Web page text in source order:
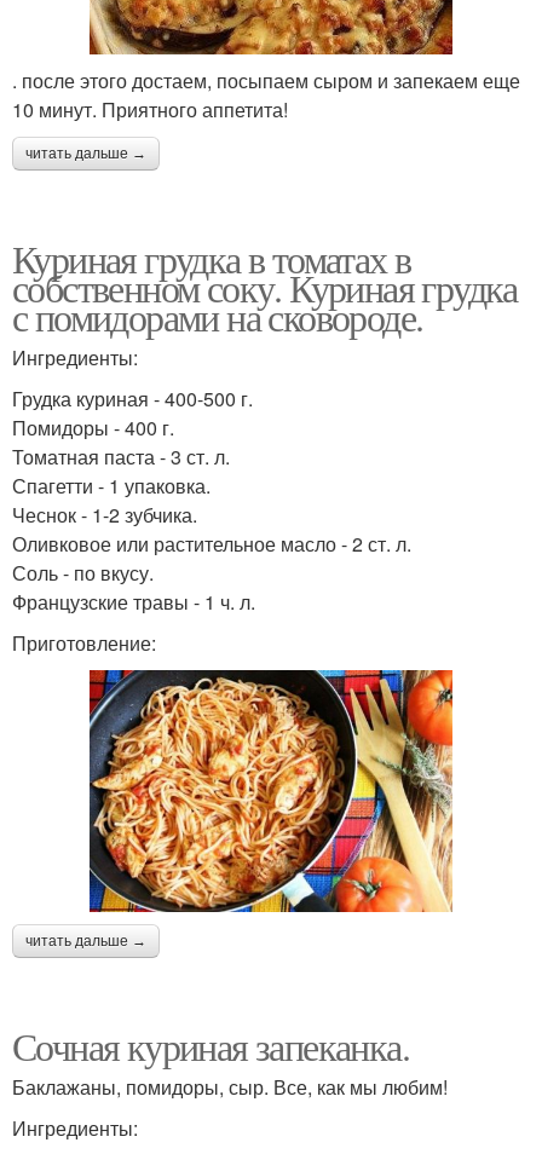
. после этого достаем, посыпаем сыром и запекаем еще
10 минут. Приятного аппетита!
читать дальше →
Куриная грудка в томатах в
собственном соку. Куриная грудка
с помидорами на сковороде.
Ингредиенты:
Грудка куриная - 400-500 г.
Помидоры - 400 г.
Томатная паста - 3 ст. л.
Спагетти - 1 упаковка.
Чеснок - 1-2 зубчика.
Оливковое или растительное масло - 2 ст. л.
Соль - по вкусу.
Французские травы - 1 ч. л.
Приготовление:
читать дальше →
Сочная куриная запеканка.
Баклажаны, помидоры, сыр. Все, как мы любим!
Ингредиенты: